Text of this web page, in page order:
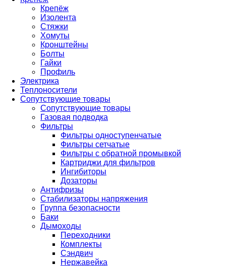
Крепёж
Изолента
Стяжки
Хомуты
Кронштейны
Болты
Гайки
Профиль
Электрика
Теплоносители
Сопутствующие товары
Сопутствующие товары
Газовая подводка
Фильтры
Фильтры одноступенчатые
Фильтры сетчатые
Фильтры с обратной промывкой
Картриджи для фильтров
Ингибиторы
Дозаторы
Антифризы
Стабилизаторы напряжения
Группа безопасности
Баки
Дымоходы
Переходники
Комплекты
Сэндвич
Нержавейка